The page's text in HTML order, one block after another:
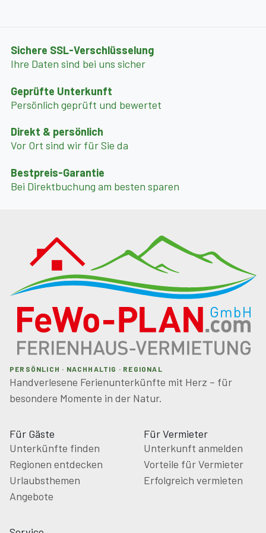
• Jura Kaffeevollautomat inkl. Dallmayr-Kaffeebohnen
• Tiroler Begrüßungsjause: Bauernbrot, Tiroler Speck,
Alm- & Bergkäse, Milch, Eier, Marmelade, Tomaten
• Essig, Olivenöl & ausgewählte Gewürze für die Küche
• Verschiedene Saunaaufgüsse
• Hochwertige ADA-Kosmetikartikel
• Barrierefreies Chalet
• Tiefgaragenplatz mit Lift
• Beheizter Skiraum
• Hochwertige, handgefertigte Ausstattung
✨ Highlights:
Exklusives Luxus-Chalet mit 105 m² Wohnfläche,
hochwertige Architektur aus Holz, Stein & Glas, zwei
Außenwhirlpool & Sauna, offener Holzkamin,
Designküche mit Falcon-Induktionsherd & Dampfgarer,
umfangreiche Inklusivleistungen inkl. Begrüßungsjause
& Kaffeevollautomat, barrierefrei mit Lift &
Sichere SSL-Verschlüsselung
Ihre Daten sind bei uns sicher
Geprüfte Unterkunft
Persönlich geprüft und bewertet
Direkt & persönlich
Vor Ort sind wir für Sie da
Bestpreis-Garantie
Bei Direktbuchung am besten sparen
PERSÖNLICH · NACHHALTIG · REGIONAL
Handverlesene Ferienunterkünfte mit Herz – für
besondere Momente in der Natur.
Für Gäste
Unterkünfte finden
Regionen entdecken
Urlaubsthemen
Angebote
Für Vermieter
Unterkunft anmelden
Vorteile für Vermieter
Erfolgreich vermieten